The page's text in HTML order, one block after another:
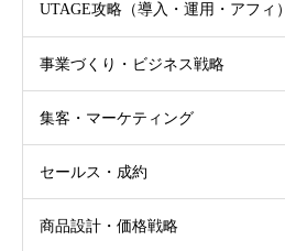
UTAGE攻略（導入・運用・アフィ）
事業づくり・ビジネス戦略
集客・マーケティング
セールス・成約
商品設計・価格戦略